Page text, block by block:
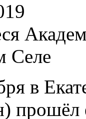
Селе
в
прошёл